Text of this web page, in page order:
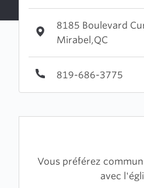
8185 Boulevard
Mirabel,QC
819-686-3775
Vous préférez
avec